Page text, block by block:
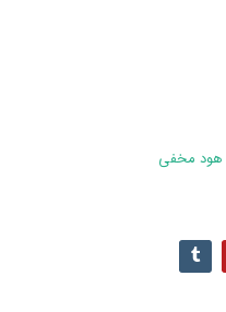
هود مخفی